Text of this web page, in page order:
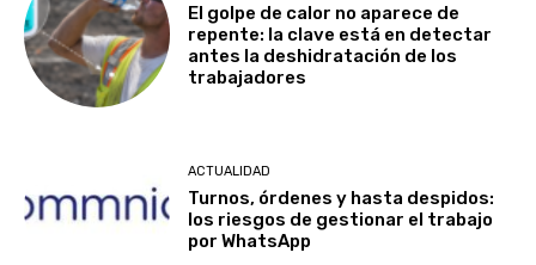
El golpe de calor no aparece de
repente: la clave está en detectar
antes la deshidratación de los
trabajadores
ACTUALIDAD
Turnos, órdenes y hasta despidos:
los riesgos de gestionar el trabajo
por WhatsApp